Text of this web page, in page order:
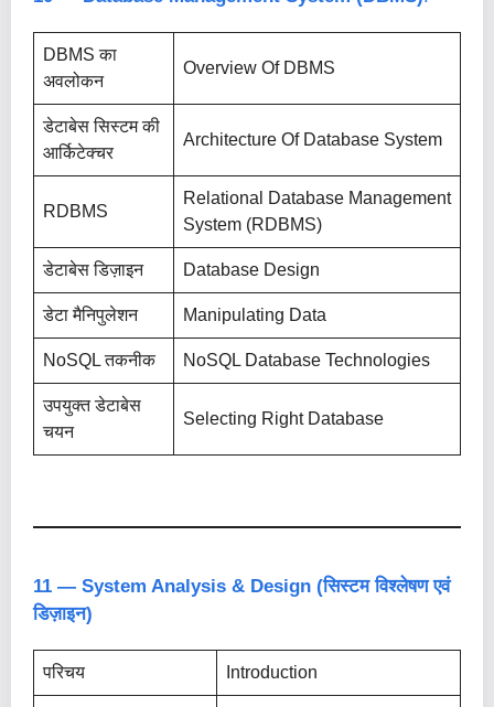
DBMS का
अवलोकन
Overview Of DBMS
डेटाबेस सिस्टम की
आर्किटेक्चर
Architecture Of Database System
RDBMS
Relational Database Management
System (RDBMS)
डेटाबेस डिज़ाइन Database Design
डेटा मैनिपुलेशन Manipulating Data
NoSQL तकनीक NoSQL Database Technologies
उपयुक्त डेटाबेस
चयन
Selecting Right Database
11 — System Analysis & Design (सिस्टम विश्लेषण एवं
डिज़ाइन)
परिचय Introduction